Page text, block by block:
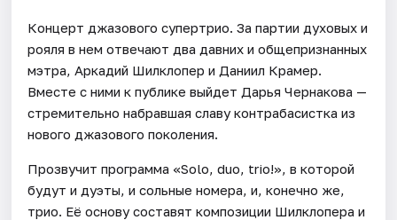
Концерт джазового супертрио. За партии духовых и
рояля в нем отвечают два давних и общепризнанных
мэтра, Аркадий Шилклопер и Даниил Крамер.
Вместе с ними к публике выйдет Дарья Чернакова —
стремительно набравшая славу контрабасистка из
нового джазового поколения.
Прозвучит программа «Solo, duo, trio!», в которой
будут и дуэты, и сольные номера, и, конечно же,
трио. Её основу составят композиции Шилклопера и